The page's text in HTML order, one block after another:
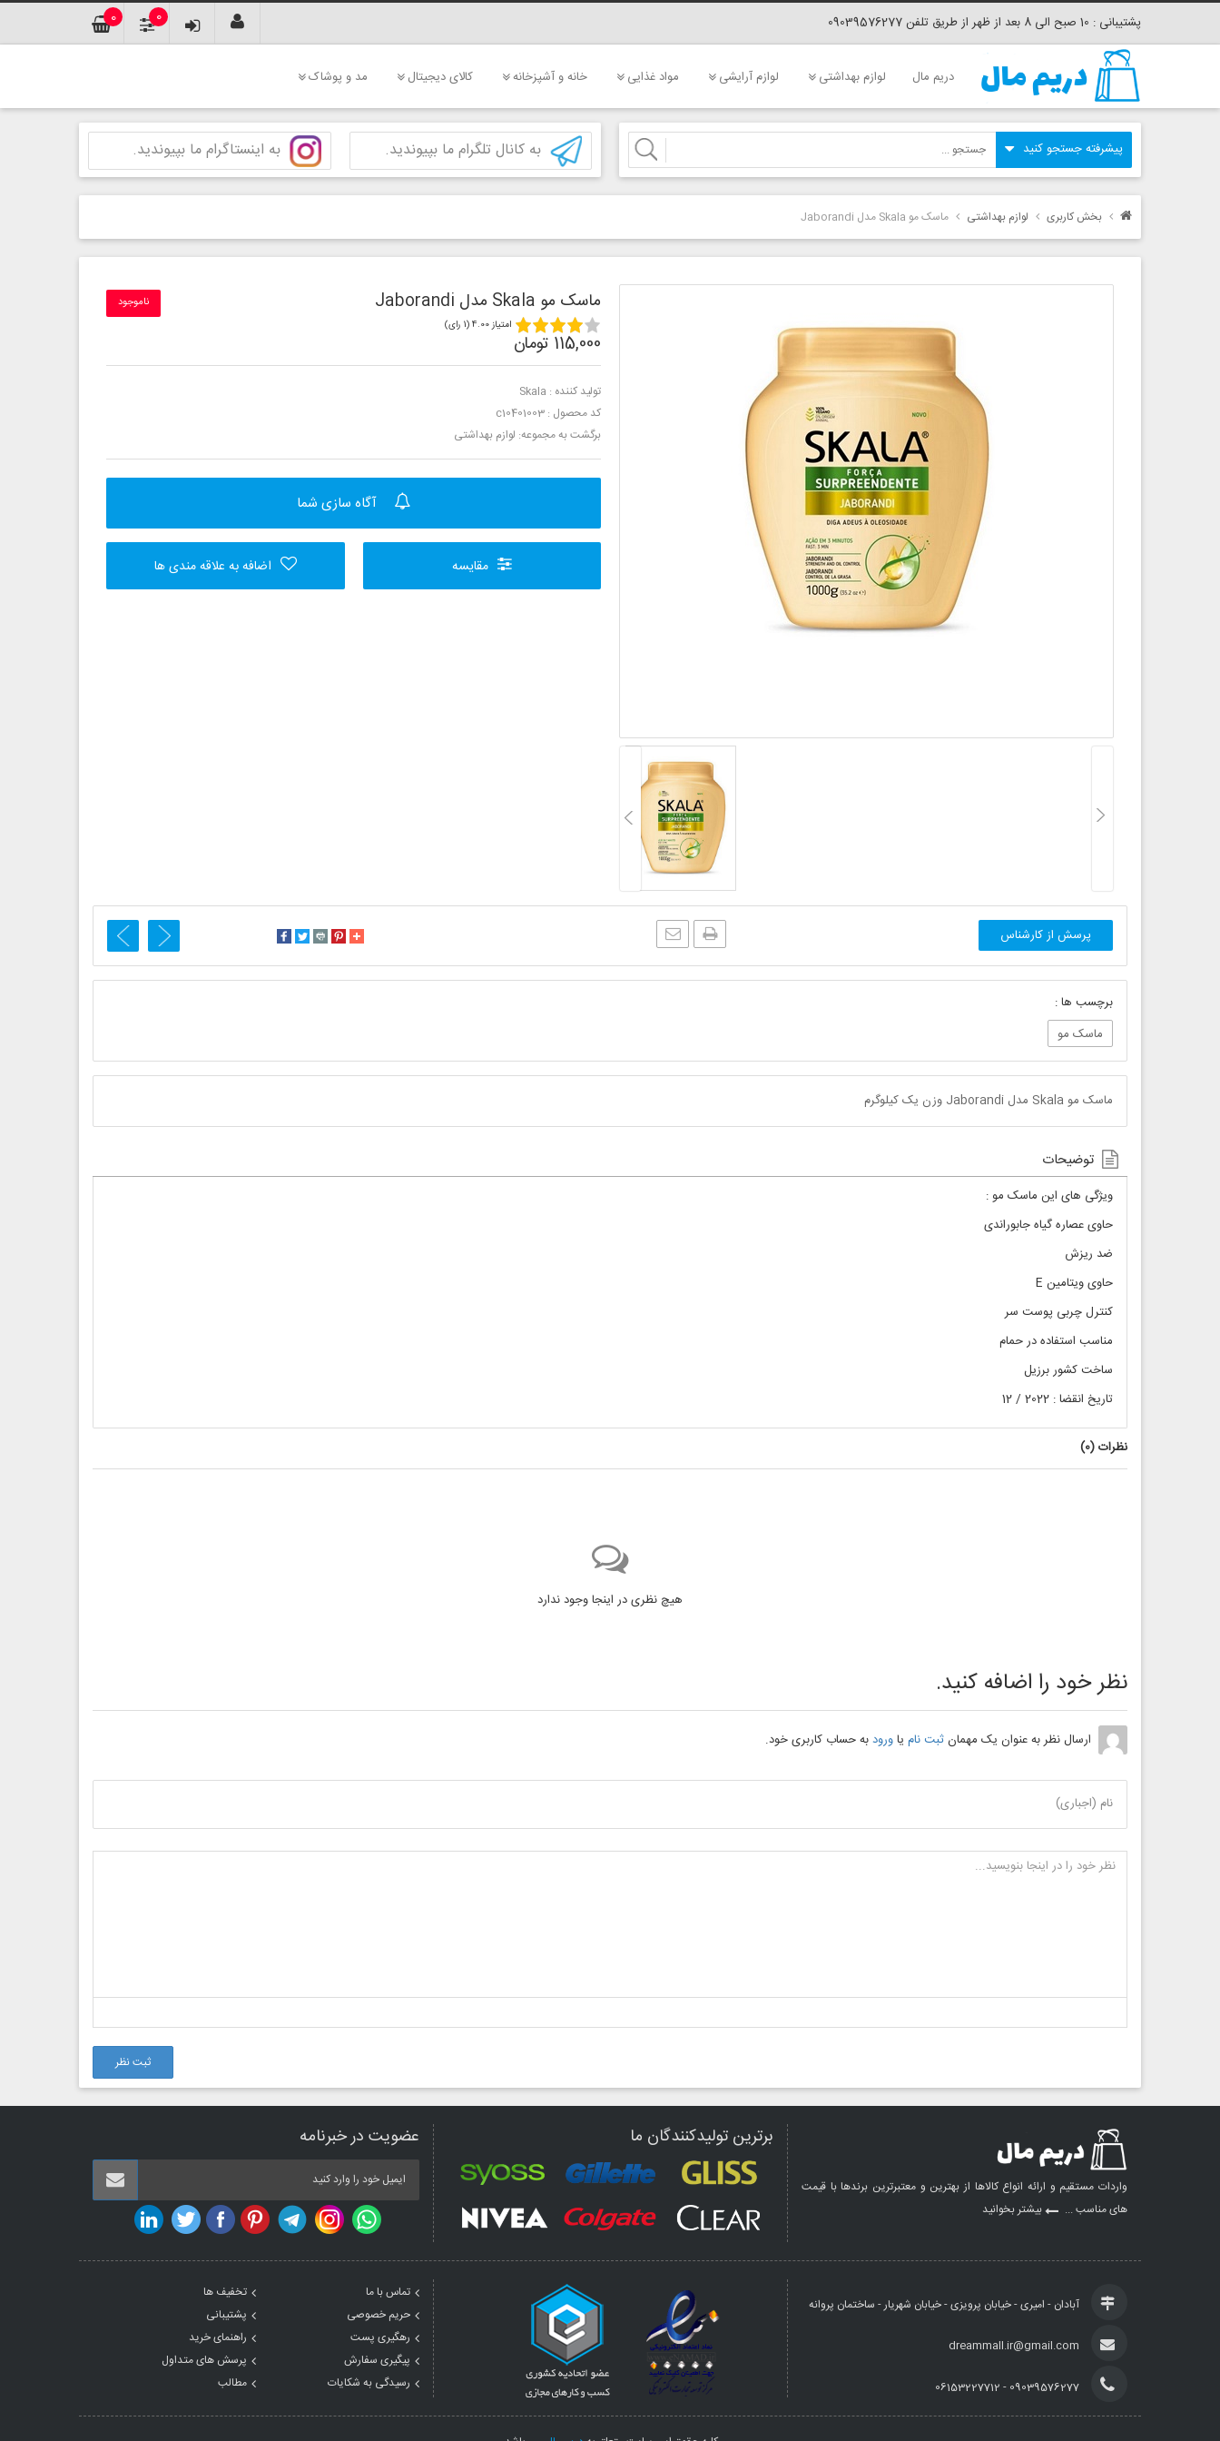
پشتیبانی : 10 صبح الی 8 بعد از ظهر از طریق تلفن 09039576277 0 0
دریم مال لوازم بهداشتی لوازم آرایشی مواد غذایی خانه و آشپزخانه کالای دیجیتال مد و پوشاک
به کانال تلگرام ما بپیوندید. به اینستاگرام ما بپیوندید.
بخش کاربری لوازم بهداشتی ماسک مو Skala مدل Jaborandi
ماسک مو Skala مدل Jaborandi ناموجود
امتیاز 4.00 (1 رای)
115,000 تومان
تولید کننده : Skala
کد محصول : c10401003
برگشت به مجموعه: لوازم بهداشتی
آگاه سازی شما
مقایسه اضافه به علاقه مندی ها
پرسش از کارشناس
برچسب ها :
ماسک مو
ماسک مو Skala مدل Jaborandi وزن یک کیلوگرم
توضیحات
ویژگی های این ماسک مو :
حاوی عصاره گیاه جابوراندی
ضد ریزش
حاوی ویتامین E
کنترل چربی پوست سر
مناسب استفاده در حمام
ساخت کشور برزیل
تاریخ انقضا : 2022 / 12
نظرات (0
)
هیچ نظری در اینجا وجود ندارد
نظر خود را اضافه کنید.
ارسال نظر به عنوان یک مهمانثبت نام یاورودبه حساب کاربری خود.
نام (اجباری)
ثبت نظر
واردات مستقیم و ارائه انواع کالاها از بهترین و معتبرترین برندها با قیمت
های مناسب ...
بیشتر بخوانید
برترین تولیدکنندگان ما عضویت در خبرنامه
آبادان - امیری - خیابان پرویزی - خیابان شهریار - ساختمان پروانه
dreammall.ir@gmail.com
09039576277 - 06153227712
تماس با ما
تخفیف ها
حریم خصوصی
پشتیبانی
رهگیری پست
راهنمای خرید
پیگیری سفارش
پرسش های متداول
رسیدگی به شکایات
مطالب